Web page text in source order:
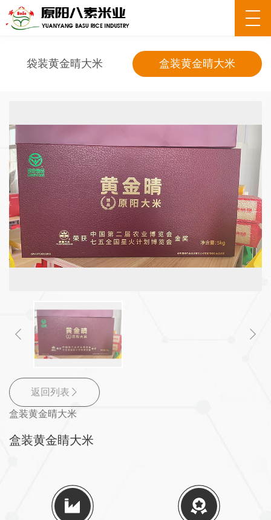
袋装黄金晴大米 盒装黄金晴大米
返回列表
盒装黄金晴大米
盒装黄金睛大米